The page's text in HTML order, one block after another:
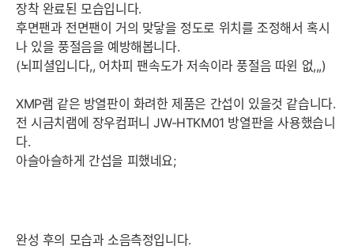
장착 완료된 모습입니다.
후면팬과 전면팬이 거의 맞닿을 정도로 위치를 조정해서 혹시
나 있을 풍절음을 예방해봅니다.
(뇌피셜입니다,, 어차피 팬속도가 저속이라 풍절음 따윈 없,,,)
XMP램 같은 방열판이 화려한 제품은 간섭이 있을것 같습니다.
전 시금치램에 장우컴퍼니 JW-HTKM01 방열판을 사용했습니
다.
아슬아슬하게 간섭을 피했네요;
완성 후의 모습과 소음측정입니다.